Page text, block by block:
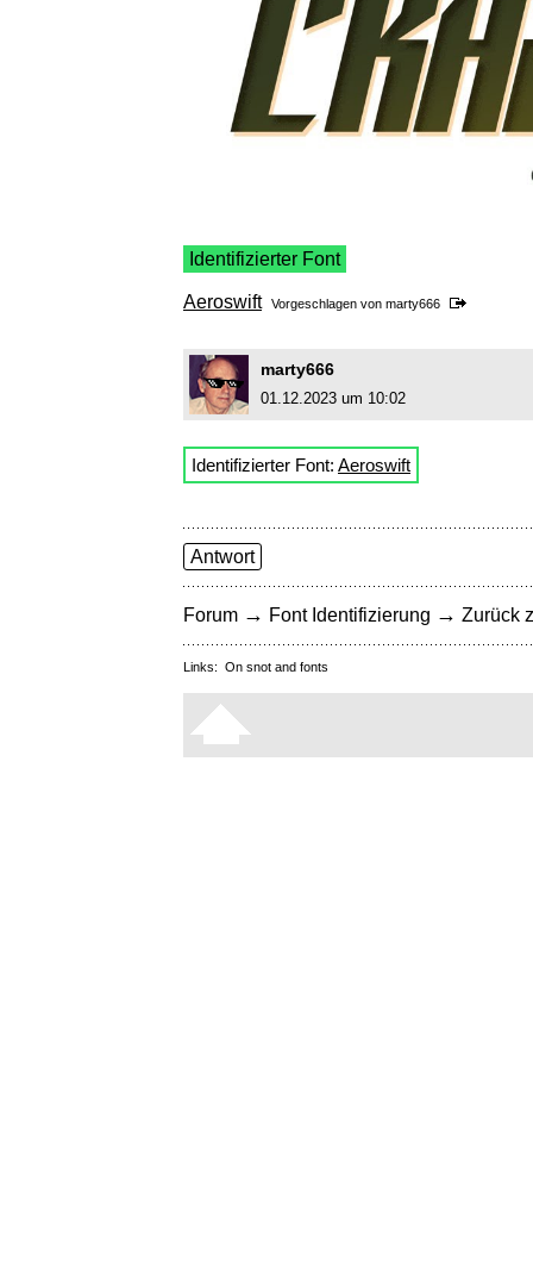
Identifizierter Font
Aeroswift Vorgeschlagen von marty666
marty666
01.12.2023 um 10:02
Identifizierter Font: Aeroswift
Antwort
Forum → Font Identifizierung → Zurück
Links: On snot and fonts